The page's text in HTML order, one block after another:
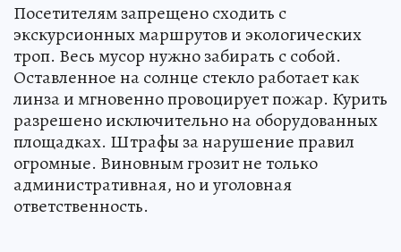
Посетителям запрещено сходить с
экскурсионных маршрутов и экологических
троп. Весь мусор нужно забирать с собой.
Оставленное на солнце стекло работает как
линза и мгновенно провоцирует пожар. Курить
разрешено исключительно на оборудованных
площадках. Штрафы за нарушение правил
огромные. Виновным грозит не только
административная, но и уголовная
ответственность.